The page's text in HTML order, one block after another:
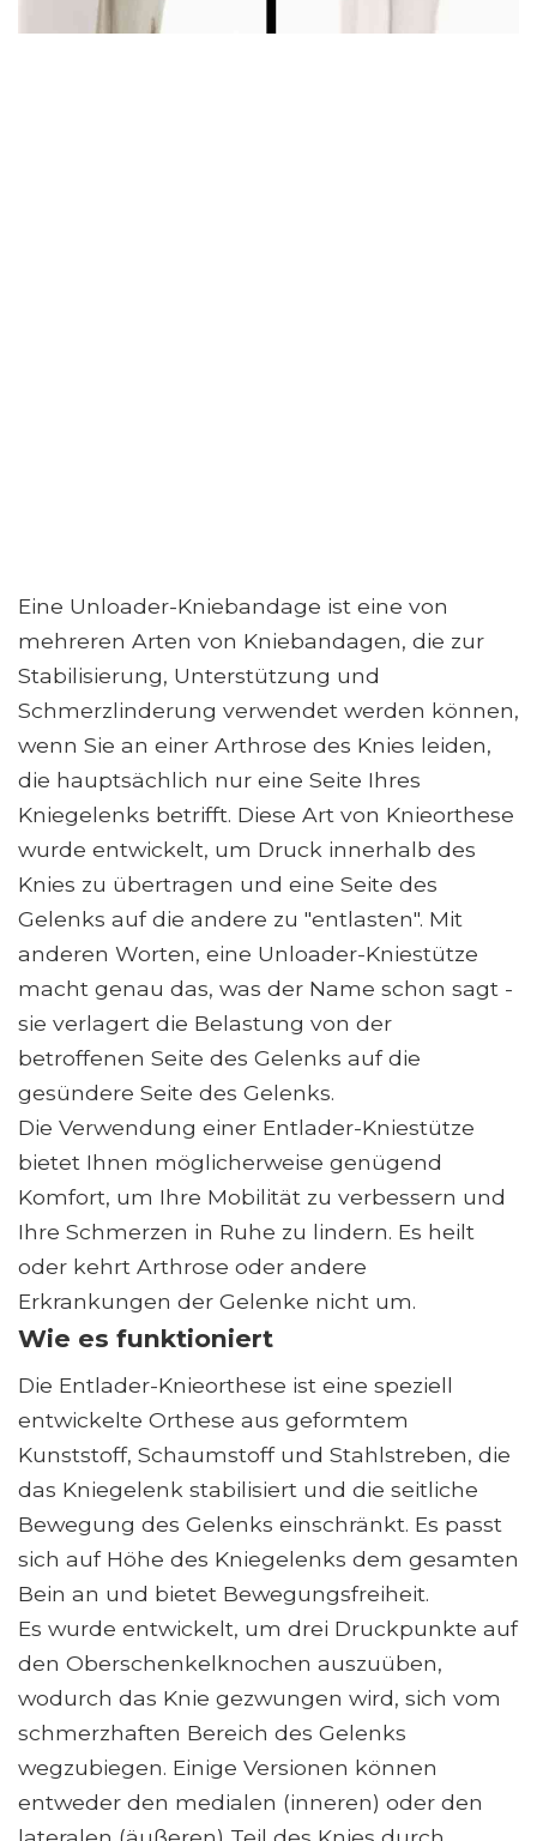
Eine Unloader-Kniebandage ist eine von
mehreren Arten von Kniebandagen, die zur
Stabilisierung, Unterstützung und
Schmerzlinderung verwendet werden können,
wenn Sie an einer Arthrose des Knies leiden,
die hauptsächlich nur eine Seite Ihres
Kniegelenks betrifft. Diese Art von Knieorthese
wurde entwickelt, um Druck innerhalb des
Knies zu übertragen und eine Seite des
Gelenks auf die andere zu "entlasten". Mit
anderen Worten, eine Unloader-Kniestütze
macht genau das, was der Name schon sagt -
sie verlagert die Belastung von der
betroffenen Seite des Gelenks auf die
gesündere Seite des Gelenks.
Die Verwendung einer Entlader-Kniestütze
bietet Ihnen möglicherweise genügend
Komfort, um Ihre Mobilität zu verbessern und
Ihre Schmerzen in Ruhe zu lindern. Es heilt
oder kehrt Arthrose oder andere
Erkrankungen der Gelenke nicht um.
Wie es funktioniert
Die Entlader-Knieorthese ist eine speziell
entwickelte Orthese aus geformtem
Kunststoff, Schaumstoff und Stahlstreben, die
das Kniegelenk stabilisiert und die seitliche
Bewegung des Gelenks einschränkt. Es passt
sich auf Höhe des Kniegelenks dem gesamten
Bein an und bietet Bewegungsfreiheit.
Es wurde entwickelt, um drei Druckpunkte auf
den Oberschenkelknochen auszuüben,
wodurch das Knie gezwungen wird, sich vom
schmerzhaften Bereich des Gelenks
wegzubiegen. Einige Versionen können
entweder den medialen (inneren) oder den